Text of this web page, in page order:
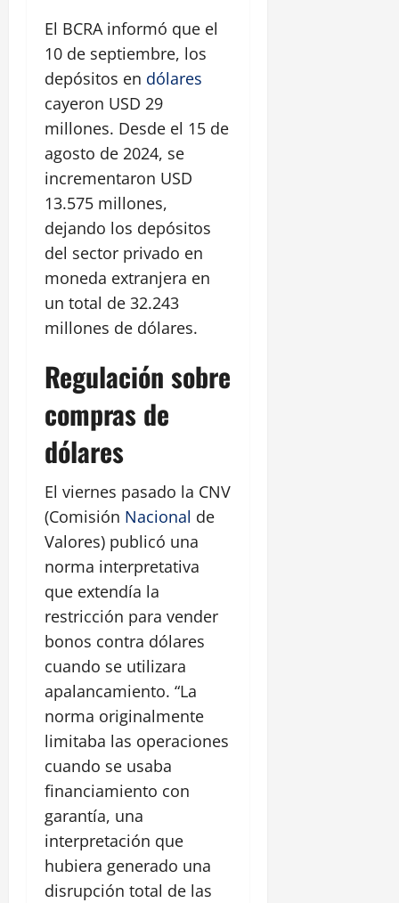
El BCRA informó que el
10 de septiembre, los
depósitos en dólares
cayeron USD 29
millones. Desde el 15 de
agosto de 2024, se
incrementaron USD
13.575 millones,
dejando los depósitos
del sector privado en
moneda extranjera en
un total de 32.243
millones de dólares.
Regulación sobre
compras de
dólares
El viernes pasado la CNV
(Comisión Nacional de
Valores) publicó una
norma interpretativa
que extendía la
restricción para vender
bonos contra dólares
cuando se utilizara
apalancamiento. “La
norma originalmente
limitaba las operaciones
cuando se usaba
financiamiento con
garantía, una
interpretación que
hubiera generado una
disrupción total de las